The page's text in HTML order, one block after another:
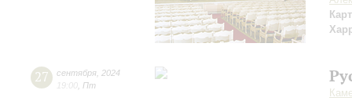
27 сентября 2024
19:00 Пт